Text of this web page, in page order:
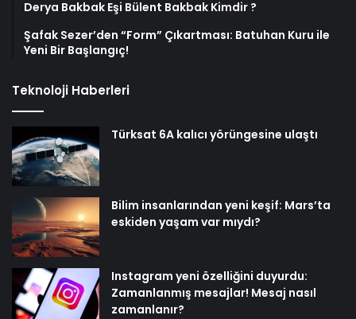
Derya Bakbak Eşi Bülent Bakbak Kimdir ?
Şafak Sezer’den “Form” Çıkartması: Batuhan Kuru ile
Yeni Bir Başlangıç!
Teknoloji Haberleri
Türksat 6A kalıcı yörüngesine ulaştı
Bilim insanlarından yeni keşif: Mars’ta
eskiden yaşam var mıydı?
Instagram yeni özelliğini duyurdu:
Zamanlanmış mesajlar! Mesaj nasıl
zamanlanır?